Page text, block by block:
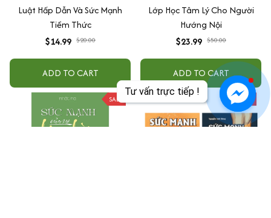
Tư vấn trực tiếp !
Luật Hấp Dẫn Và Sức Mạnh
Tiềm Thức
$14.99 $20.00
ADD TO CART
Lớp Học Tâm Lý Cho Người
Hướng Nội
$23.99 $50.00
ADD TO CART
SALE SALE